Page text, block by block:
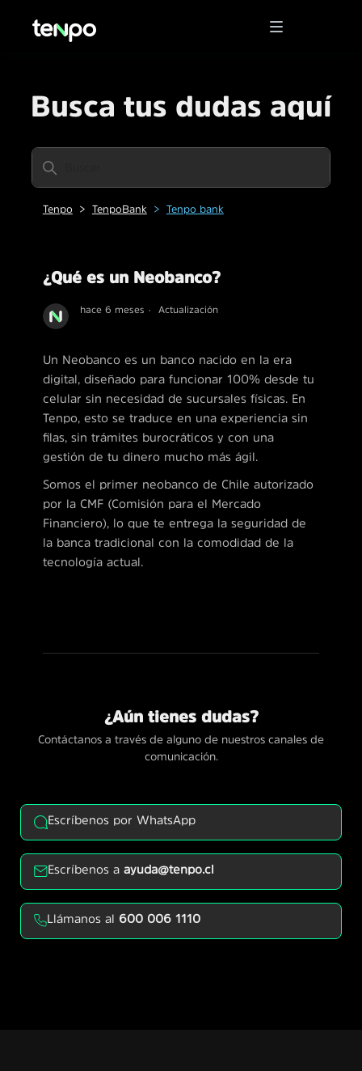
Busca tus dudas aquí
Tenpo TenpoBank Tenpo bank
¿Qué es un Neobanco?
hace 6 meses Actualización
Un Neobanco es un banco nacido en la era
digital, diseñado para funcionar 100% desde tu
celular sin necesidad de sucursales físicas. En
Tenpo, esto se traduce en una experiencia sin
filas, sin trámites burocráticos y con una
gestión de tu dinero mucho más ágil.
Somos el primer neobanco de Chile autorizado
por la CMF (Comisión para el Mercado
Financiero), lo que te entrega la seguridad de
la banca tradicional con la comodidad de la
tecnología actual.
¿Aún tienes dudas?
Contáctanos a través de alguno de nuestros canales de
comunicación.
Escríbenos por WhatsApp
Escríbenos aayuda@tenpo.cl
Llámanos al 600 006 1110